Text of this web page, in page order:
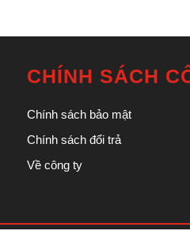
CHÍNH SÁCH
Chính sách bảo mật
Chính sách đổi trả
Về công ty